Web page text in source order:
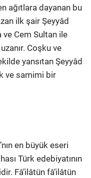
ağıtlara dayanan bu
ilk şair Şeyyâd
ve Cem Sultan ile
Coşku ve
yansıtan Şeyyâd
ve samimi bir
en büyük eseri
Türk edebiyatının
Fâ’ilâtün fâ‘ilâtün